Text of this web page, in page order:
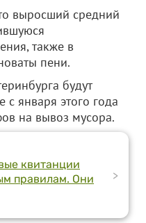
выросший средний
также в
пени.
будут
января этого года
на вывоз мусора.
квитанции
правилам. Они
>